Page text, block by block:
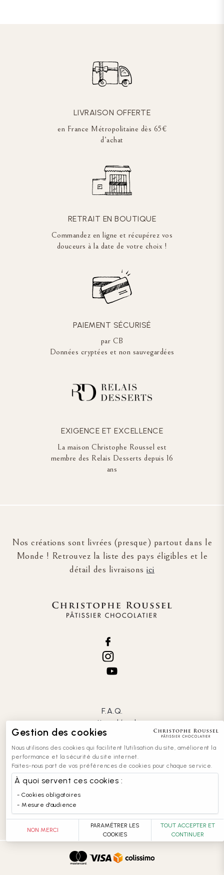
LIVRAISON OFFERTE
en France Métropolitaine dès 65€
d’achat
RETRAIT EN BOUTIQUE
Commandez en ligne et récupérez vos
douceurs à la date de votre choix !
PAIEMENT SÉCURISÉ
par CB
Données cryptées et non sauvegardées
EXIGENCE ET EXCELLENCE
La maison Christophe Roussel est
membre des Relais Desserts depuis 16
ans
Nos créations sont livrées (presque) partout dans le
Monde ! Retrouvez la liste des pays éligibles et le
détail des livraisonsici
F.A.Q.
mentions légales
CGV
confidentialité
cookies
contact
recrutement
accessibilité : partiellement conforme
Gestion des cookies
Nous utilisons des cookies qui facilitent l'utilisation du site, améliorent la
performance et la sécurité du site internet.
Faites-nous part de vos préférences de cookies pour chaque service.
À quoi servent ces cookies :
Cookies obligatoires
Mesure d'audience
NON MERCI
PARAMÉTRER LES
COOKIES
TOUT ACCEPTER ET
CONTINUER